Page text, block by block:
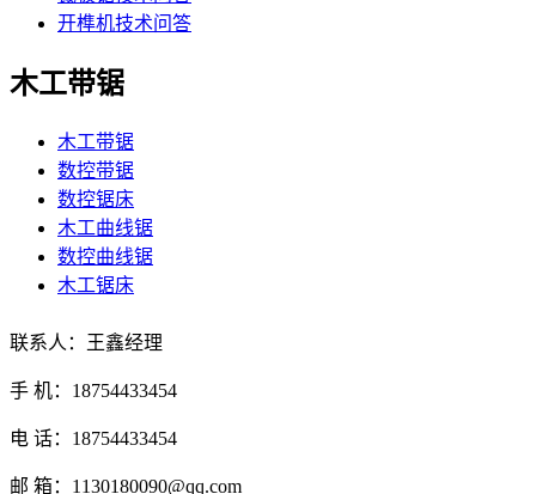
开榫机技术问答
木工带锯
木工带锯
数控带锯
数控锯床
木工曲线锯
数控曲线锯
木工锯床
联系人：王鑫经理
手 机：18754433454
电 话：18754433454
邮 箱：1130180090@qq.com